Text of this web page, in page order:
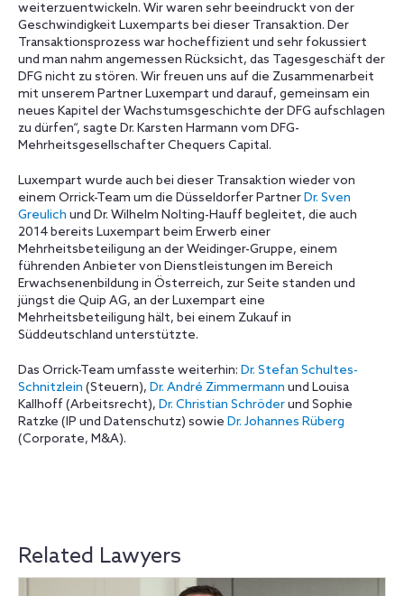
weiterzuentwickeln. Wir waren sehr beeindruckt von der
Geschwindigkeit Luxemparts bei dieser Transaktion. Der
Transaktionsprozess war hocheffizient und sehr fokussiert
und man nahm angemessen Rücksicht, das Tagesgeschäft der
DFG nicht zu stören. Wir freuen uns auf die Zusammenarbeit
mit unserem Partner Luxempart und darauf, gemeinsam ein
neues Kapitel der Wachstumsgeschichte der DFG aufschlagen
zu dürfen“, sagte Dr. Karsten Harmann vom DFG-
Mehrheitsgesellschafter Chequers Capital.
Luxempart wurde auch bei dieser Transaktion wieder von
einem Orrick-Team um die Düsseldorfer PartnerDr. Sven
Greulich und Dr. Wilhelm Nolting-Hauff begleitet, die auch
2014 bereits Luxempart beim Erwerb einer
Mehrheitsbeteiligung an der Weidinger-Gruppe, einem
führenden Anbieter von Dienstleistungen im Bereich
Erwachsenenbildung in Österreich, zur Seite standen und
jüngst die Quip AG, an der Luxempart eine
Mehrheitsbeteiligung hält, bei einem Zukauf in
Süddeutschland unterstützte.
Das Orrick-Team umfasste weiterhin: Dr. Stefan Schultes-
Schnitzlein (Steuern), Dr. André Zimmermann und Louisa
Kallhoff (Arbeitsrecht), Dr. Christian Schröderund Sophie
Ratzke (IP und Datenschutz) sowie Dr. Johannes Rüberg
(Corporate, M&A).
Related Lawyers